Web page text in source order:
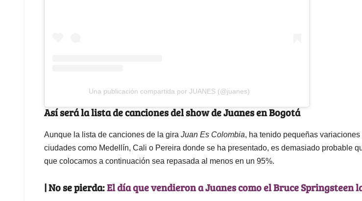
Una publicación compartida por JUANES (@juanes)
Así será la lista de canciones del show de Juanes en Bogotá
Aunque la lista de canciones de la gira Juan Es Colombia, ha tenido pequeñas variaciones
ciudades como Medellín, Cali o Pereira donde se ha presentado, es demasiado probable
que colocamos a continuación sea repasada al menos en un 95%.
| No se pierda:El día que vendieron a Juanes como el Bruce Springsteen